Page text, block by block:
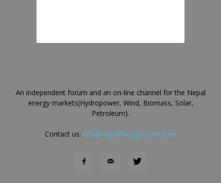
An independent forum and an on-line channel for the Nepal
energy markets(Hydropower, Wind, Biomass, Solar,
Petroleum).
Contact us: info@nepalenergyforum.com